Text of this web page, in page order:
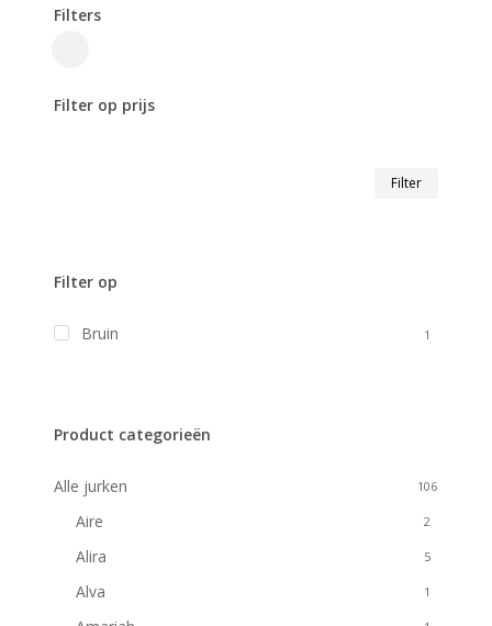
Filters
Filter op prijs
Filter
Filter op
Bruin 1
Product categorieën
Alle jurken 106
Aire 2
Alira 5
Alva 1